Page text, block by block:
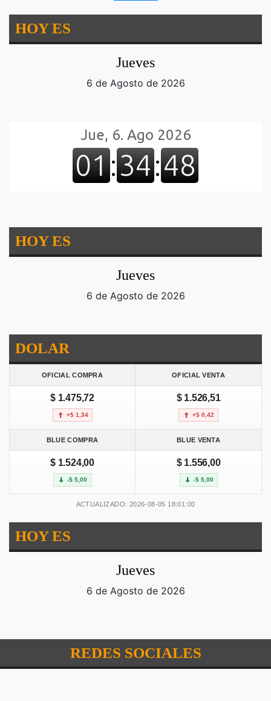
HOY ES
Jueves
6 de Agosto de 2026
HOY ES
Jueves
6 de Agosto de 2026
DOLAR
OFICIAL COMPRA OFICIAL VENTA
$ 1.475,72
+$ 1,34
$ 1.526,51
+$ 0,42
BLUE COMPRA BLUE VENTA
$ 1.524,00
-$ 5,00
$ 1.556,00
-$ 5,00
ACTUALIZADO: 2026-08-05 18:01:00
HOY ES
Jueves
6 de Agosto de 2026
REDES SOCIALES